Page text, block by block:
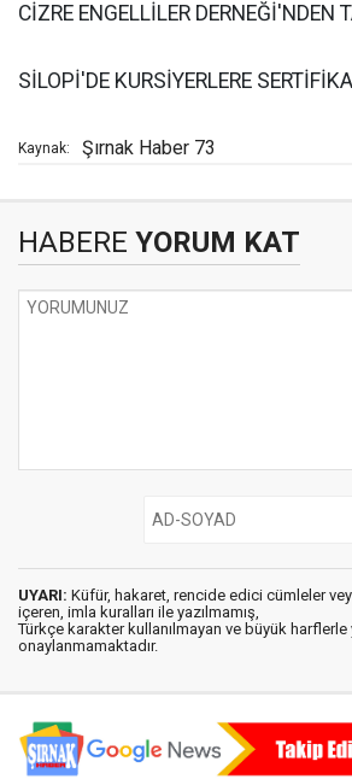
CİZRE ENGELLİLER DERNEĞİ'NDEN
SİLOPİ'DE KURSİYERLERE
Kaynak: Şırnak Haber 73
HABERE YORUM KAT
UYARI: Küfür, hakaret, rencide edici cümleler
içeren, imla kuralları ile yazılmamış,
Türkçe karakter kullanılmayan ve büyük harflerle
onaylanmamaktadır.